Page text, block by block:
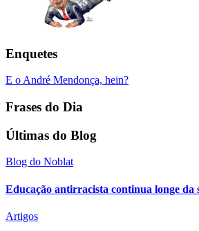
Enquetes
E o André Mendonça, hein?
Frases do Dia
Últimas do Blog
Blog do Noblat
Educação antirracista continua longe da
Artigos